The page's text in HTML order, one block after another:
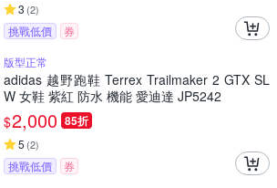
3 (2)
挑戰低價
券
版型正常
adidas 越野跑鞋 Terrex Trailmaker 2 GTX SL
W 女鞋 紫紅 防水 機能 愛迪達 JP5242
$2,000 85折
5 (2)
挑戰低價
券